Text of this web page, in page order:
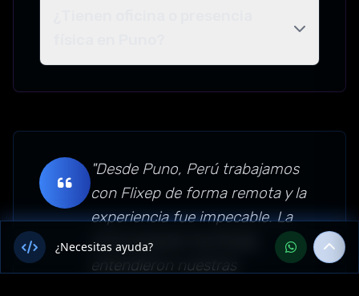
"Desde Puno, Perú trabajamos
con Flixep de forma remota y la
experiencia fue impecable. La
comunicación fue fluida,
entendieron nuestras
¿Necesitas ayuda?